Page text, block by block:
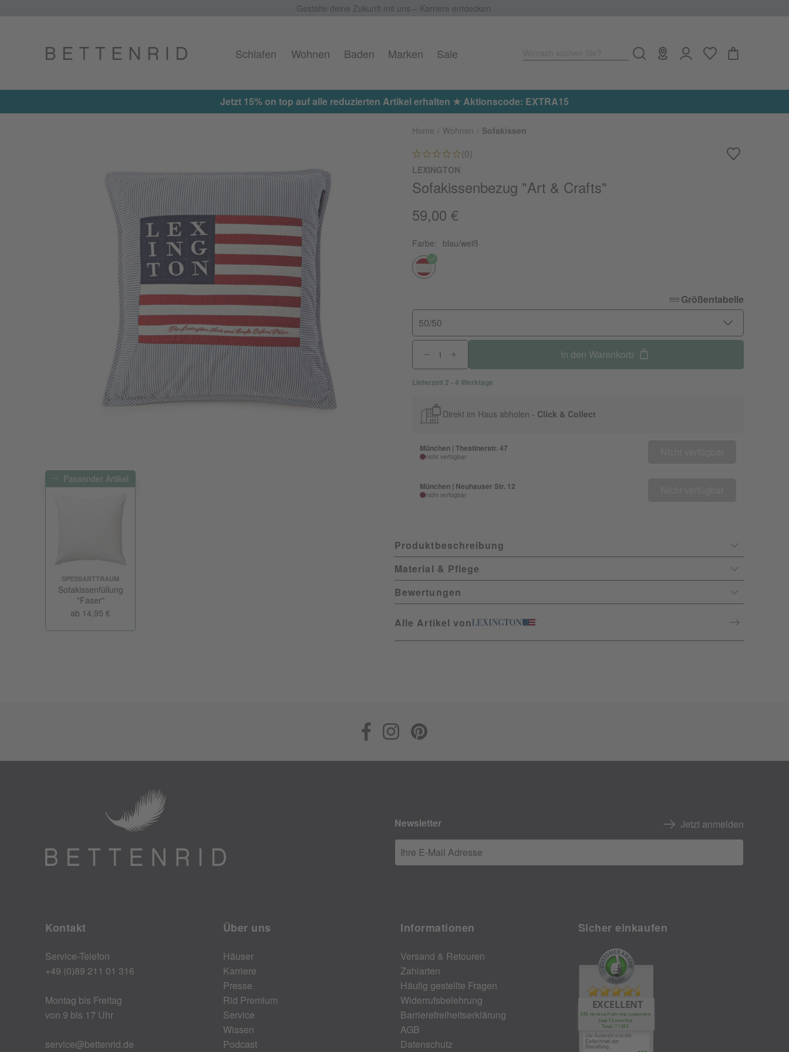
Gestalte deine Zukunft mit uns – Karriere entdecken.
Schlafen Wohnen Baden Marken Sale
Jetzt 15% on top auf alle reduzierten Artikel erhalten ★ Aktionscode: EXTRA15
Home Wohnen Sofakissen
Passender Artikel
SPESSARTTRAUM
Sofakissenfüllung
"Faser"
ab 14,95 €
(0)
LEXINGTON
Sofakissenbezug "Art & Crafts"
59,00 €
Farbe: blau/weiß
Größentabelle
50/50
In den Warenkorb
Lieferzeit 2 - 4 Werktage
Direkt im Haus abholen - Click & Collect
München | Theatinerstr. 47
nicht verfügbar
München | Neuhauser Str. 12
nicht verfügbar
Produktbeschreibung
Material & Pflege
Bewertungen
Alle Artikel von
Newsletter Jetzt anmelden
Ihre E-Mail Adresse
Kontakt
Service-Telefon
+49 (0)89 211 01 316
Montag bis Freitag
von 9 bis 17 Uhr
service@bettenrid.de
Über uns
Häuser
Karriere
Presse
Rid Premium
Service
Wissen
Podcast
Informationen
Versand & Retouren
Zahlarten
Häufig gestellte Fragen
Widerrufsbelehrung
Barrierefreiheitserklärung
AGB
Datenschutz
Sicher einkaufen
EXCELLENT
385 reviews from real customers
(last 12 months)
Total: 11283
Die Auswahl und die
Einfachheit der
Bestellung.